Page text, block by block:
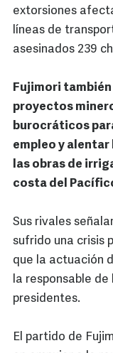
extorsiones
líneas de
asesinados 239
Fujimori
proyectos
burocráticos
empleo y
las obras de
costa del
Sus rivales
sufrido una crisis
que la actuación
la responsable
presidentes.
El partido de